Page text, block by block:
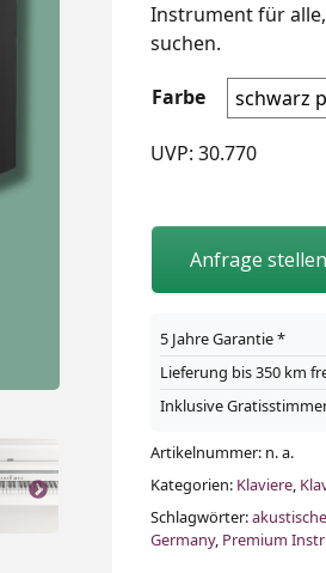
Instrument für
suchen.
Farbe
UVP: 30.770
Anfrage stellen
5 Jahre Garantie *
Lieferung bis 350 km
Inklusive
Artikelnummer: n. a.
Kategorien: Klaviere,
Schlagwörter:
Germany, Premium